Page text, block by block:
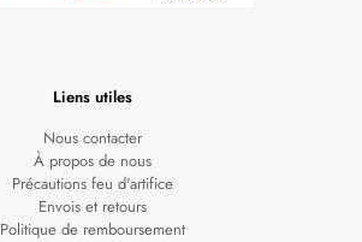
Liens utiles
Nous contacter
À propos de nous
Précautions feu d'artifice
Envois et retours
Politique de remboursement